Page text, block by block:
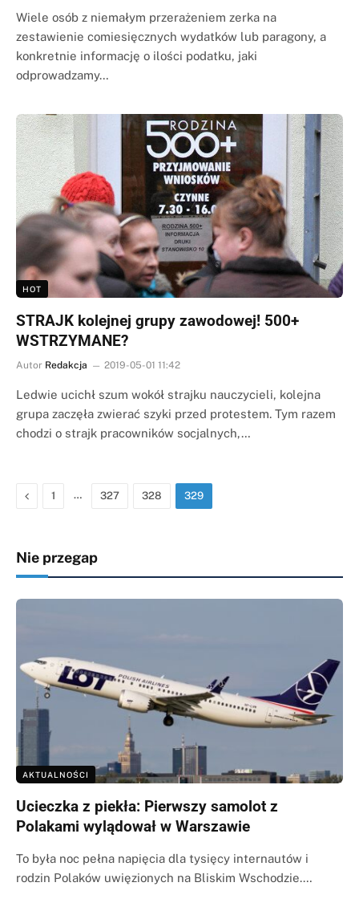
Wiele osób z niemałym przerażeniem zerka na
zestawienie comiesięcznych wydatków lub paragony, a
konkretnie informację o ilości podatku, jaki
odprowadzamy…
HOT
STRAJK kolejnej grupy zawodowej! 500+
WSTRZYMANE?
Autor Redakcja 2019-05-01 11:42
Ledwie ucichł szum wokół strajku nauczycieli, kolejna
grupa zaczęła zwierać szyki przed protestem. Tym razem
chodzi o strajk pracowników socjalnych,…
Poprzednia
1 … 327 328 329
Nie przegap
AKTUALNOŚCI
Ucieczka z piekła: Pierwszy samolot z
Polakami wylądował w Warszawie
To była noc pełna napięcia dla tysięcy internautów i
rodzin Polaków uwięzionych na Bliskim Wschodzie.…